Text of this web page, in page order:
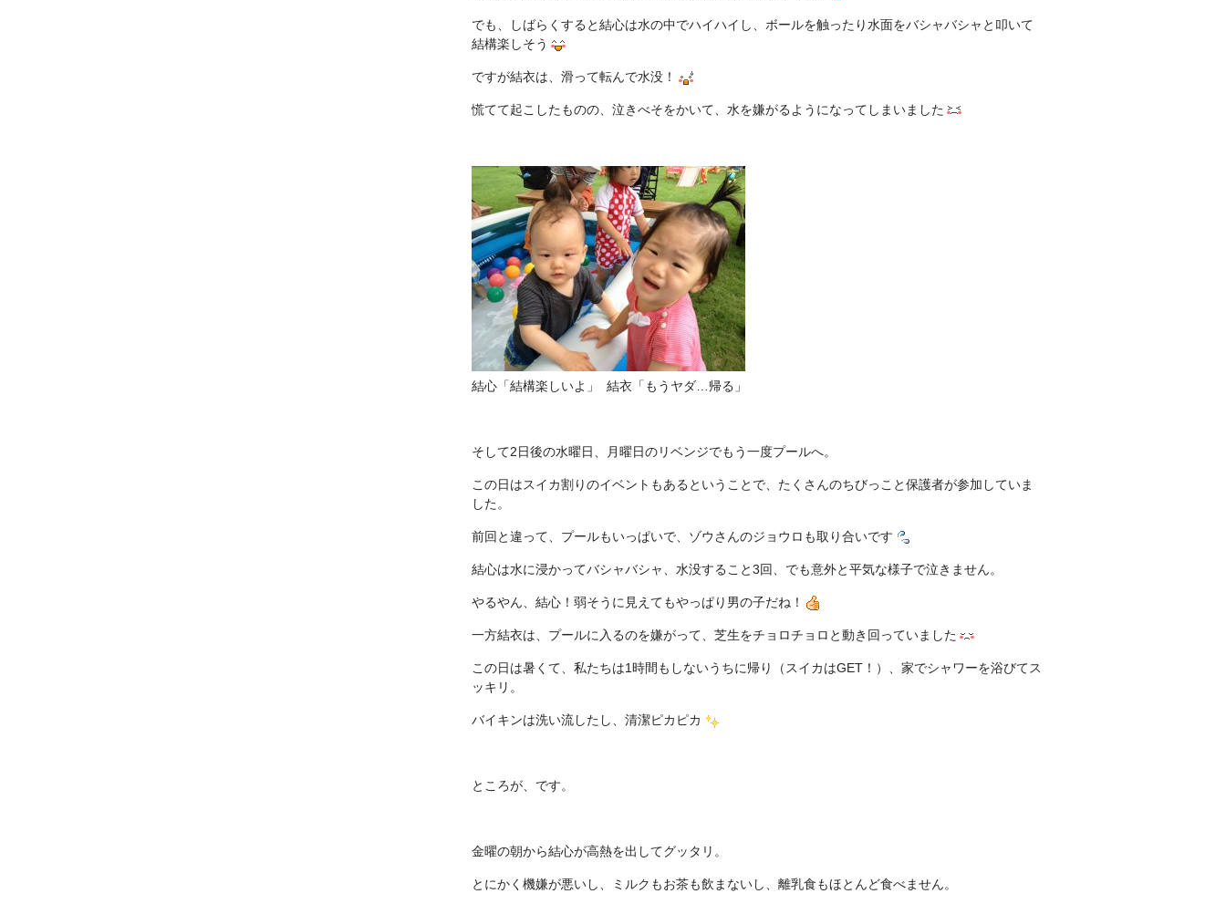
でも、しばらくすると結心は水の中でハイハイし、ボールを触ったり水面をバシャバシャと叩いて
結構楽しそう
ですが結衣は、滑って転んで水没！
慌てて起こしたものの、泣きべそをかいて、水を嫌がるようになってしまいました
結心「結構楽しいよ」 結衣「もうヤダ…帰る」
そして2日後の水曜日、月曜日のリベンジでもう一度プールへ。
この日はスイカ割りのイベントもあるということで、たくさんのちびっこと保護者が参加していま
した。
前回と違って、プールもいっぱいで、ゾウさんのジョウロも取り合いです
結心は水に浸かってバシャバシャ、水没すること3回、でも意外と平気な様子で泣きません。
やるやん、結心！弱そうに見えてもやっぱり男の子だね！
一方結衣は、プールに入るのを嫌がって、芝生をチョロチョロと動き回っていました
この日は暑くて、私たちは1時間もしないうちに帰り（スイカはGET！）、家でシャワーを浴びてス
ッキリ。
バイキンは洗い流したし、清潔ピカピカ
ところが、です。
金曜の朝から結心が高熱を出してグッタリ。
とにかく機嫌が悪いし、ミルクもお茶も飲まないし、離乳食もほとんど食べません。